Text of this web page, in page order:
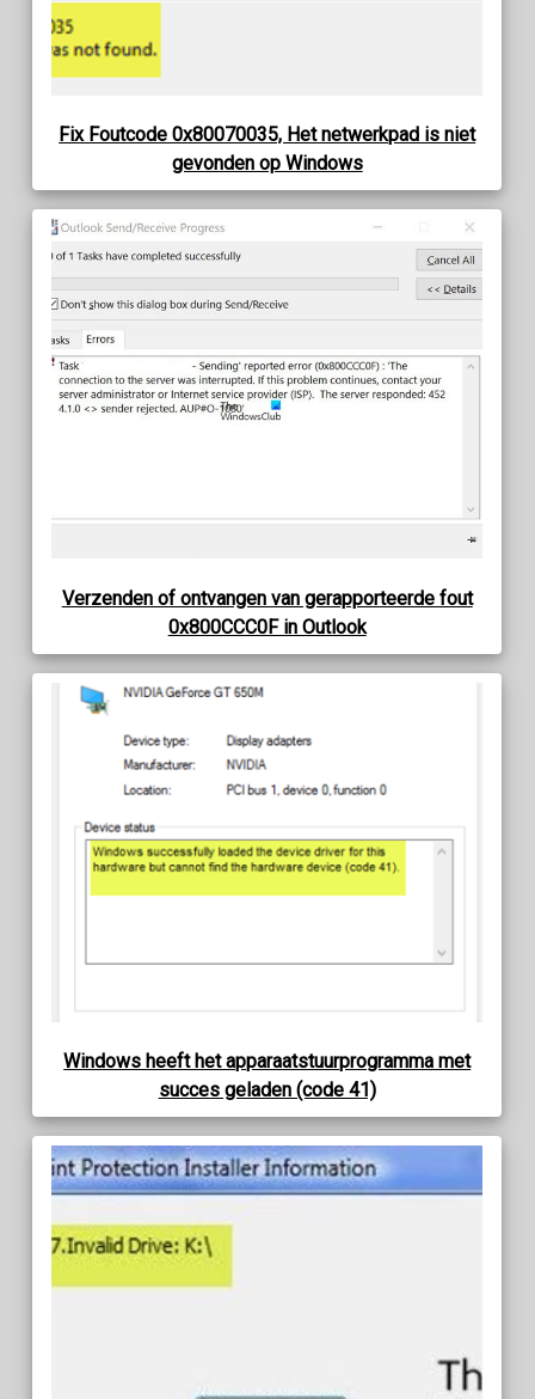
Fix Foutcode 0x80070035, Het netwerkpad is niet
gevonden op Windows
Verzenden of ontvangen van gerapporteerde fout
0x800CCC0F in Outlook
Windows heeft het apparaatstuurprogramma met
succes geladen (code 41)